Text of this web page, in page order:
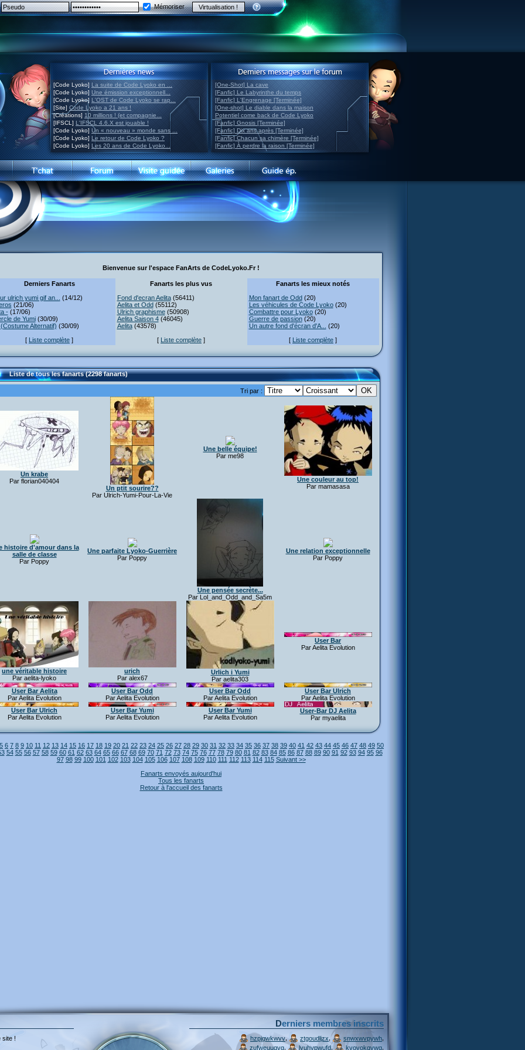
Mémoriser
[Code Lyoko] La suite de Code Lyoko en ...
[Code Lyoko] Une émission exceptionnell...
[Code Lyoko] L'OST de Code Lyoko se rap...
[Site] Code Lyoko a 21 ans !
[Créations] 10 millions ! (et compagnie...
[IFSCL] L'IFSCL 4.6.X est jouable !
[Code Lyoko] Un « nouveau » monde sans ...
[Code Lyoko] Le retour de Code Lyoko ?
[Code Lyoko] Les 20 ans de Code Lyoko...
[One-Shot] La cave
[Fanfic] Le Labyrinthe du temps
[Fanfic] L'Engrenage [Terminée]
[One-shot] Le diable dans la maison
Potentiel come back de Code Lyoko
[Fanfic] Gnosis [Terminée]
[Fanfic] Dix ans après [Terminée]
[Fanfic] Chacun sa chimère [Terminée]
[Fanfic] À perdre la raison [Terminée]
Bienvenue sur l'espace FanArts de CodeLyoko.Fr !
Derniers Fanarts
ulrich yumi gif an...
(14/12)
(21/06)
-(17/06)
de Yumi(30/09)
Alternatif) (30/09)
[ Liste complète ]
Fanarts les plus vus
Fond d'ecran Aelita(56411)
Aelita et Odd(55112)
Ulrich graphisme(50908)
Aelita Saison 4(46045)
Aelita(43578)
[ Liste complète ]
Fanarts les mieux notés
Mon fanart de Odd(20)
Les véhicules de Code Lyoko(20)
Combattre pour Lyoko(20)
Guerre de passion(20)
Un autre fond d'écran d'A...
(20)
[ Liste complète ]
Liste de tous les fanarts (2298 fanarts)
Tri par :
Un krabe
Par florian040404
Un ptit sourire??
Par Ulrich-Yumi-Pour-La-Vie
Une belle équipe!
Par me98
Une couleur au top!
Par mamasasa
histoire d'amour dans la
salle de classe
Par Poppy
Une parfaite Lyoko-Guerrière
Par Poppy
Une pensée secrète...
Par Lol_and_Odd_and_Sa5m
Une relation exceptionnelle
Par Poppy
une véritable histoire
Par aelita-lyoko
urich
Par alex67
Urlich i Yumi
Par aelita303
User Bar
Par Aelita Evolution
User Bar Aelita
Par Aelita Evolution
User Bar Odd
Par Aelita Evolution
User Bar Odd
Par Aelita Evolution
User Bar Ulrich
Par Aelita Evolution
User Bar Ulrich
Par Aelita Evolution
User Bar Yumi
Par Aelita Evolution
User Bar Yumi
Par Aelita Evolution
User-Bar DJ Aelita
Par myaelita
5 6 7 8 9 10 11 12 13 14 15 16 17 18 19 20 21 22 23 24 25 26 27 28 29 30 31 32 33 34 35 36 37 38 39 40 41 42 43 44 45 46 47 48 49 50
54 55 56 57 58 59 60 61 62 63 64 65 66 67 68 69 70 71 72 73 74 75 76 77 78 79 80 81 82 83 84 85 86 87 88 89 90 91 92 93 94 95 96
97 98 99 100 101 102 103 104 105 106 107 108 109 110 111 112 113 114 115 Suivant >>
Fanarts envoyés aujourd'hui
Tous les fanarts
Retour à l'accueil des fanarts
site !
Derniers membres inscrits
hzpjqwkwvv, ztgoudljzx , snwxwvpywh
zufweuuqvg
lyuhypwufd , kvovokqvwq